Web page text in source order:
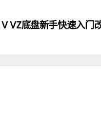
VZ底盘新手快速入门